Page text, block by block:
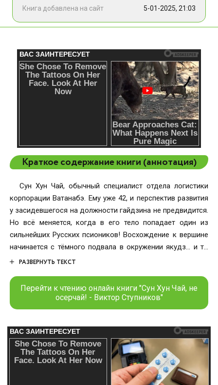
Книга добавлена на сайт
5-01-2025, 21:03
Краткое содержание книги (аннотация)
Сун Хун Чай, обычный специалист отдела логистики
корпорации Ватанабэ. Ему уже 42, и перспектив развития
у засидевшегося на должности гайдзина не предвидится.
Но всё меняется, когда в его тело попадает один из
сильнейших Русских псиоников! Восхождение к вершине
начинается с тёмного подвала в окружении якудз... и то
ли ещё будет? Ведь наш герой не умеет сдерживаться,
одарённым, чего он стоит! История становления и без
того сильной личности в антураже современной (но
малость магической) Японии. Начинать придётся с
себя гнев небожителей. За что те, разумеется,
попытаются укусить в ответ. Ещё не зная, что нашего
героя лучше не злить, ведь из-за этого можно и на
сашими отправиться. Сун Хун Чай, не осерчай!
РАЗВЕРНУТЬ ТЕКСТ
Перейти к чтению онлайн книги "Сун Хун Чай, не
осерчай! - Виктор Ступников"